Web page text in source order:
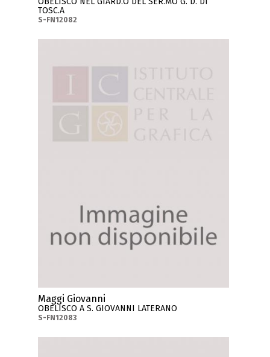
TOSC.A
S-FN12082
Maggi Giovanni
OBELISCO A S. GIOVANNI LATERANO
S-FN12083